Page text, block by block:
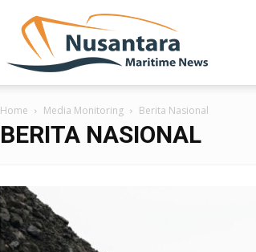
Home Media Monitoring Berita Nasional
BERITA NASIONAL